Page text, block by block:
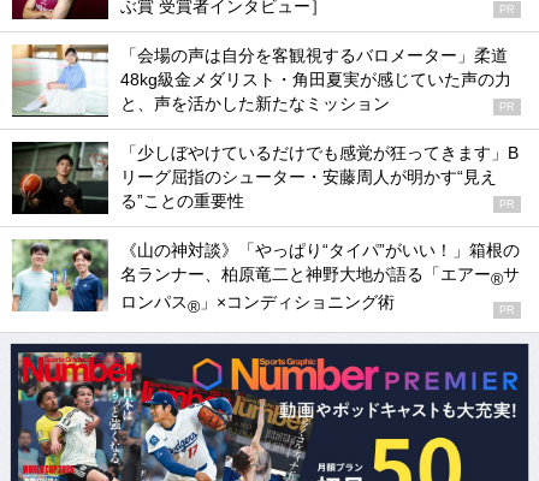
ぶ賞 受賞者インタビュー］
PR
「会場の声は自分を客観視するバロメーター」柔道
48kg級金メダリスト・角田夏実が感じていた声の力
と、声を活かした新たなミッション
PR
「少しぼやけているだけでも感覚が狂ってきます」B
リーグ屈指のシューター・安藤周人が明かす“見え
る”ことの重要性
PR
《山の神対談》「やっぱり“タイパ”がいい！」箱根の
名ランナー、柏原竜二と神野大地が語る「エアー®サ
ロンパス® 」×コンディショニング術 PR